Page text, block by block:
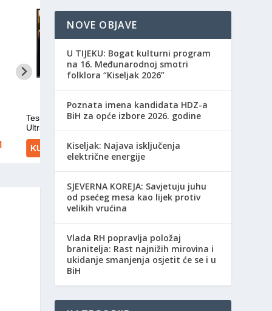
NOVE OBJAVE
​U TIJEKU: Bogat kulturni program
na 16. Međunarodnoj smotri
folklora “Kiseljak 2026”
Poznata imena kandidata HDZ-a
BiH za opće izbore 2026. godine
Kiseljak: Najava isključenja
električne energije
SJEVERNA KOREJA: Savjetuju juhu
od psećeg mesa kao lijek protiv
velikih vrućina
Vlada RH popravlja položaj
branitelja: Rast najnižih mirovina i
ukidanje smanjenja osjetit će se i u
BiH